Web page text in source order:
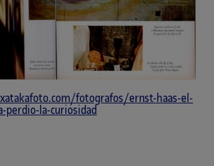
fotografos/ernst-haas-el-
perdio-la-curiosidad